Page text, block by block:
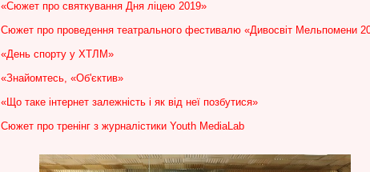
«Сюжет про святкування Дня ліцею 2019»
Сюжет про проведення театрального фестивалю «Дивосвіт Мельпомени
«День спорту у ХТЛМ»
«Знайомтесь, «Об'єктив»
«Що таке інтернет залежність і як від неї позбутися»
Сюжет про тренінг з журналістики Youth MediaLab